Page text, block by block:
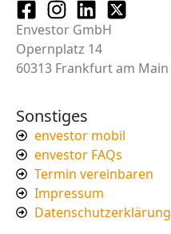
Envestor GmbH
Opernplatz 14
60313 Frankfurt am Main
Sonstiges
envestor mobil
envestor FAQs
Termin vereinbaren
Impressum
Datenschutzerklärung